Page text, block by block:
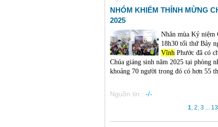
NHÓM KHIẾM THÍNH MỪNG
2025
Nhân mùa Kỷ niệm
18h30 tối thứ Bảy
Vĩnh Phước đã có
Chúa giáng sinh năm 2025 tại phòng
khoảng 70 người trong đó có hơn 55
Nguồn tin : -/-
1, 2, 3... 13